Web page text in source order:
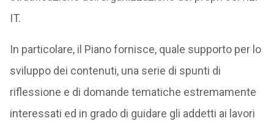
IT.
In particolare, il Piano fornisce, quale supporto per lo
sviluppo dei contenuti, una serie di spunti di
riflessione e di domande tematiche estremamente
interessati ed in grado di guidare gli addetti ai lavori